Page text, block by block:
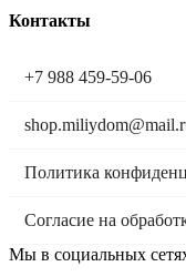
Контакты
+7 988 459-59-06
Политика
Согласие на
Мы в социальных